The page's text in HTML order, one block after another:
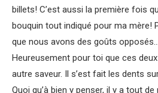
billets! C’est aussi la première fois
bouquin tout indiqué pour ma mère!
que nous avons des goûts opposés…
Heureusement pour toi que ces
autre saveur. Il s’est fait les dents
Quoi qu’à bien y penser, il y a tout